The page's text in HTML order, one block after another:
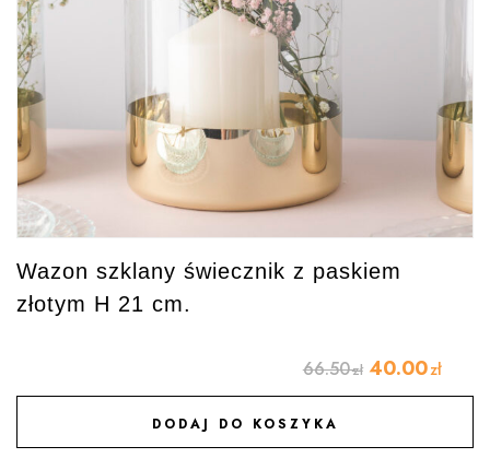
Wazon szklany świecznik z paskiem
złotym H 21 cm.
66.50zł 40.00zł
DODAJ DO KOSZYKA
DODAJ DO ULUBIONYCH